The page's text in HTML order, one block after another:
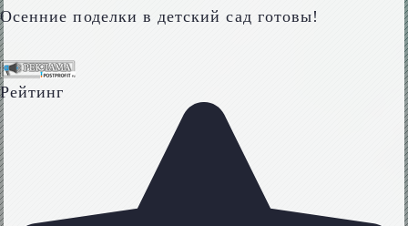
Осенние поделки в детский сад готовы!
Рейтинг